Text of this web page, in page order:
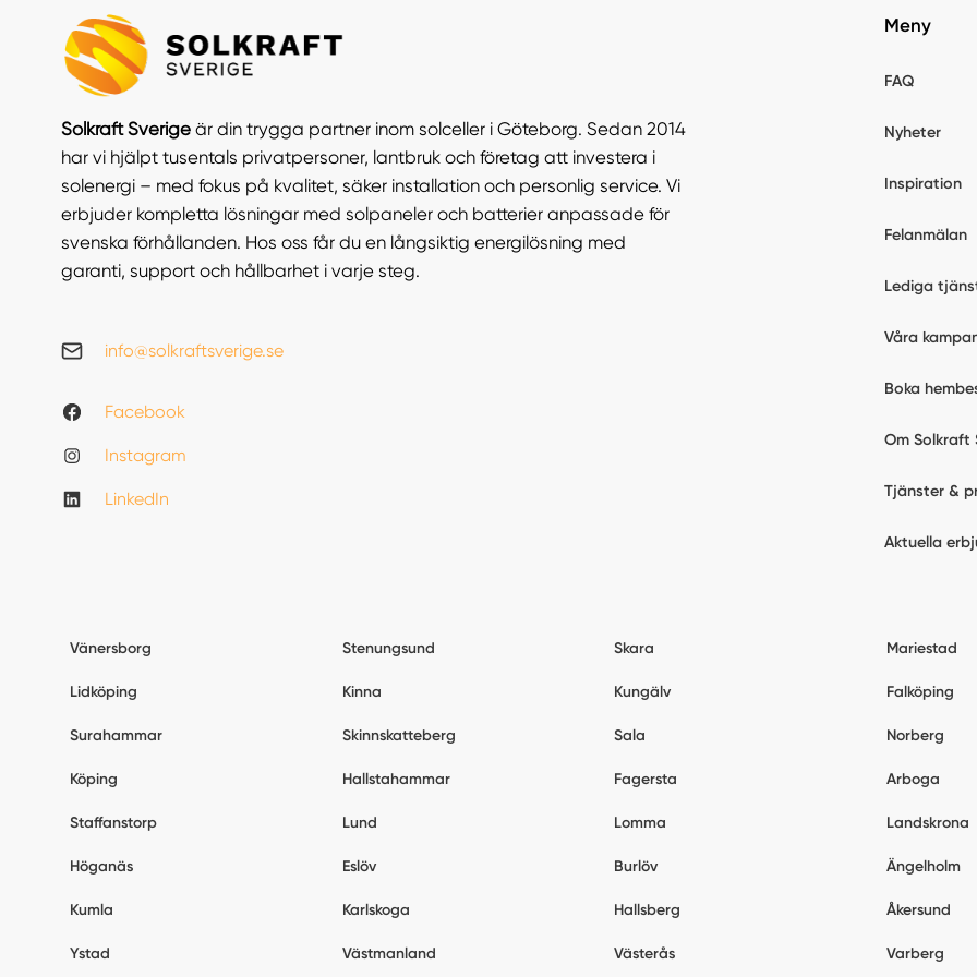
Solkraft Sverige är din trygga partner inom solceller i Göteborg. Sedan 2014
har vi hjälpt tusentals privatpersoner, lantbruk och företag att investera i
solenergi – med fokus på kvalitet, säker installation och personlig service. Vi
erbjuder kompletta lösningar med solpaneler och batterier anpassade för
svenska förhållanden. Hos oss får du en långsiktig energilösning med
garanti, support och hållbarhet i varje steg.
info@solkraftsverige.se
Facebook
Instagram
LinkedIn
Meny
FAQ
Nyheter
Inspiration
Felanmälan
Lediga
Våra
Boka
Om Solkraft
Tjänster &
Aktuella
Vänersborg Stenungsund Skara Mariestad
Lidköping Kinna Kungälv Falköping
Surahammar Skinnskatteberg Sala Norberg
Köping Hallstahammar Fagersta Arboga
Staffanstorp Lund Lomma Landskrona
Höganäs Eslöv Burlöv Ängelholm
Kumla Karlskoga Hallsberg Åkersund
Ystad Västmanland Västerås Varberg